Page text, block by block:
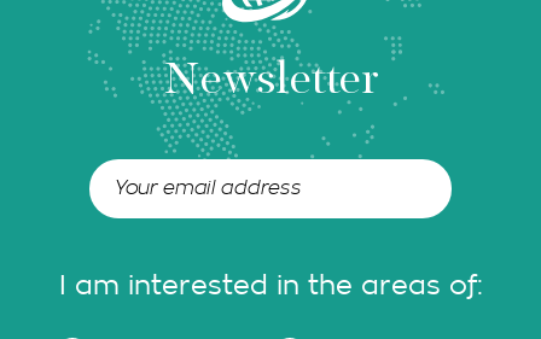
Newsletter
I am interested in the areas of: